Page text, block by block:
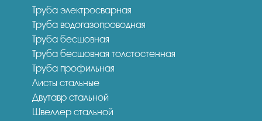
Труба электросварная
Труба водогазопроводная
Труба бесшовная
Труба бесшовная толстостенная
Труба профильная
Листы стальные
Двутавр стальной
Швеллер стальной